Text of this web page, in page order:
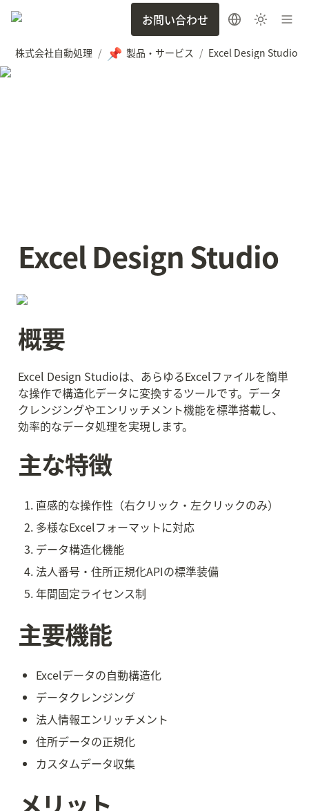
お問い合わせ
株式会社自動処理 / 📌 製品・サービス / Excel Design Studio
Excel Design Studio
概要
Excel Design Studioは、あらゆるExcelファイルを簡単
な操作で構造化データに変換するツールです。データ
クレンジングやエンリッチメント機能を標準搭載し、
効率的なデータ処理を実現します。
主な特徴
直感的な操作性（右クリック・左クリックのみ）
多様なExcelフォーマットに対応
データ構造化機能
法人番号・住所正規化APIの標準装備
年間固定ライセンス制
主要機能
Excelデータの自動構造化
データクレンジング
法人情報エンリッチメント
住所データの正規化
カスタムデータ収集
メリット